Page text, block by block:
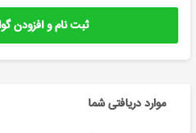
ثبت نام و افزودن
موارد دریافتی شما